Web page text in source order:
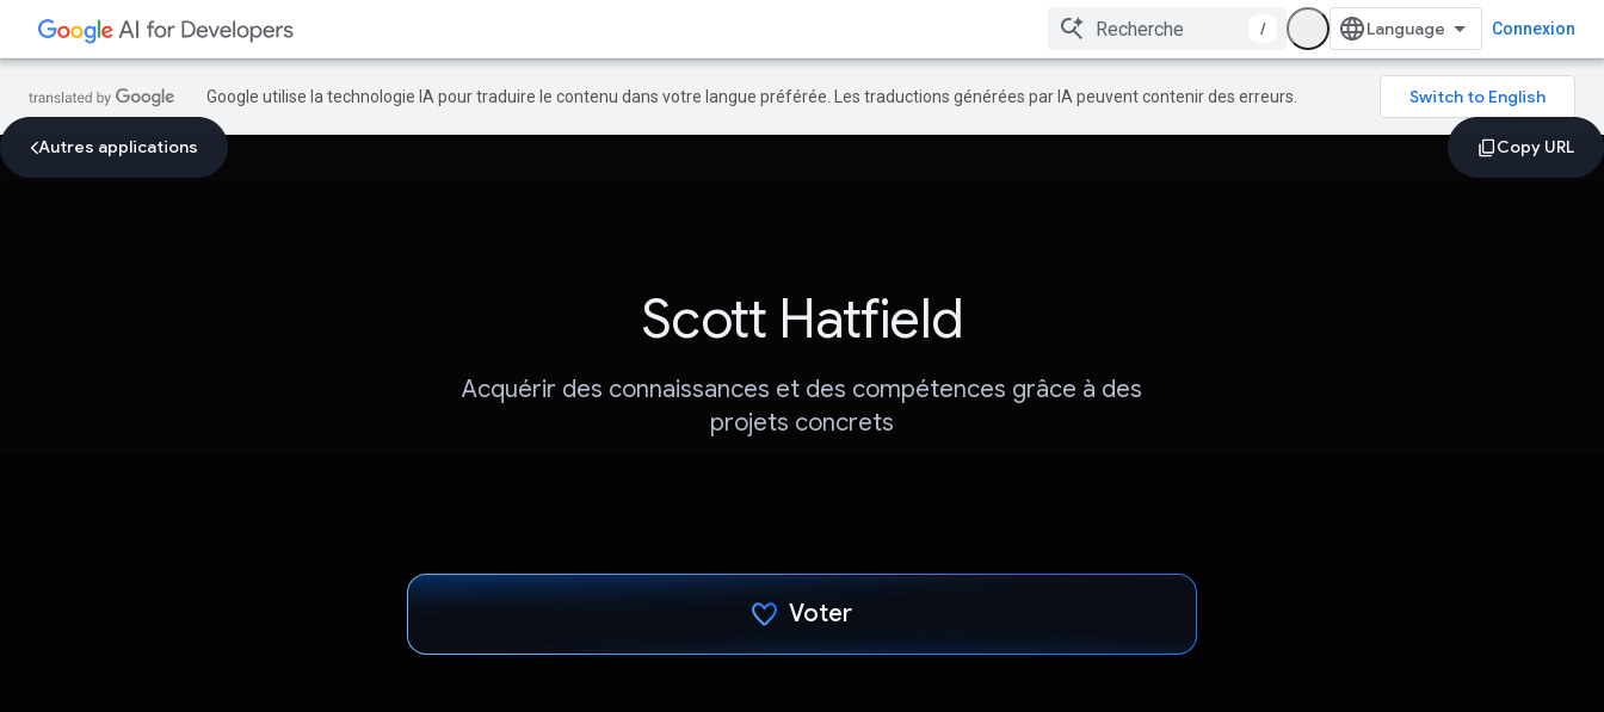
/ Connexion
Google utilise la technologie IA pour traduire le contenu dans votre langue préférée. Les traductions générées par IA peuvent contenir des erreurs.
Autres applications
Scott Hatfield
Acquérir des connaissances et des compétences grâce à des
projets concrets
Voter